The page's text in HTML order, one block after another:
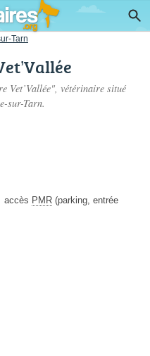
Tarn
Vet’Vallée", vétérinaire situé
sur-Tarn.
accès PMR (parking, entrée